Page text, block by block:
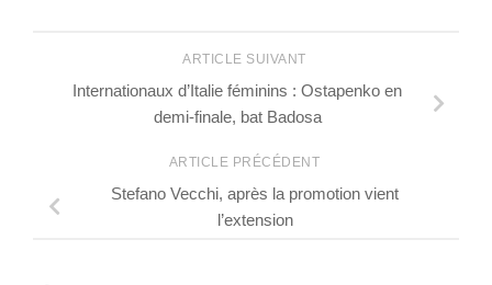
ARTICLE SUIVANT
Internationaux d’Italie féminins : Ostapenko en
demi-finale, bat Badosa
ARTICLE PRÉCÉDENT
Stefano Vecchi, après la promotion vient
l’extension